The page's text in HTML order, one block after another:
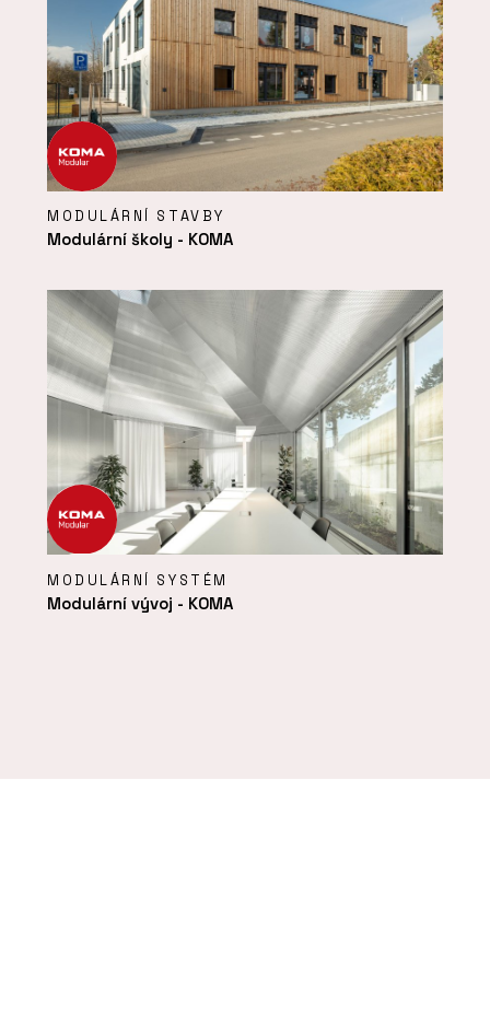
MODULÁRNÍ STAVBY
Modulární školy - KOMA
MODULÁRNÍ SYSTÉM
Modulární vývoj - KOMA